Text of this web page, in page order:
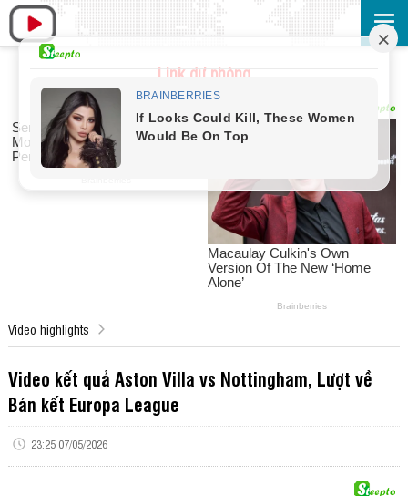
Link dự phòng
Video highlights
Video kết quả Aston Villa vs Nottingham, Lượt về
Bán kết Europa League
23:25 07/05/2026